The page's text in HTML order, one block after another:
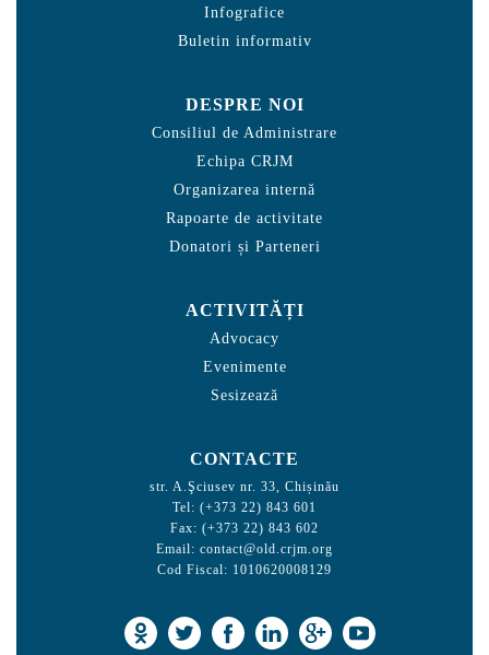
Infografice
Buletin informativ
DESPRE NOI
Consiliul de Administrare
Echipa CRJM
Organizarea internă
Rapoarte de activitate
Donatori și Parteneri
ACTIVITĂȚI
Advocacy
Evenimente
Sesizează
CONTACTE
str. A.Şciusev nr. 33, Chișinău
Tel: (+373 22) 843 601
Fax: (+373 22) 843 602
Email: contact@old.crjm.org
Cod Fiscal: 1010620008129